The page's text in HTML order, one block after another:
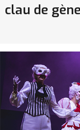
clau de